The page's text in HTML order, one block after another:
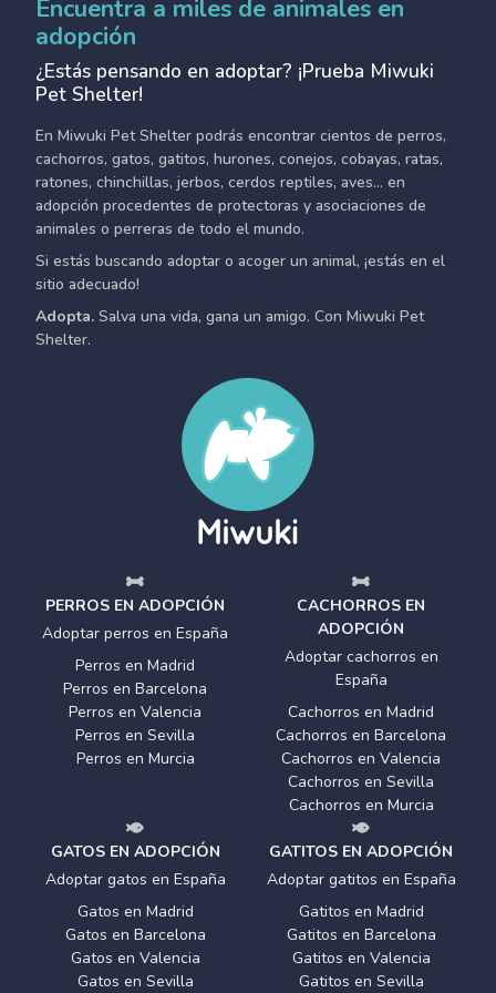
Encuentra a miles de animales en
adopción
¿Estás pensando en adoptar? ¡Prueba Miwuki
Pet Shelter!
En Miwuki Pet Shelter podrás encontrar cientos de perros,
cachorros, gatos, gatitos, hurones, conejos, cobayas, ratas,
ratones, chinchillas, jerbos, cerdos reptiles, aves... en
adopción procedentes de protectoras y asociaciones de
animales o perreras de todo el mundo.
Si estás buscando adoptar o acoger un animal, ¡estás en el
sitio adecuado!
Adopta. Salva una vida, gana un amigo. Con Miwuki Pet
Shelter.
PERROS EN ADOPCIÓN
Adoptar perros en España
Perros en Madrid
Perros en Barcelona
Perros en Valencia
Perros en Sevilla
Perros en Murcia
CACHORROS EN
ADOPCIÓN
Adoptar cachorros en
España
Cachorros en Madrid
Cachorros en Barcelona
Cachorros en Valencia
Cachorros en Sevilla
Cachorros en Murcia
GATOS EN ADOPCIÓN
Adoptar gatos en España
Gatos en Madrid
Gatos en Barcelona
Gatos en Valencia
Gatos en Sevilla
GATITOS EN ADOPCIÓN
Adoptar gatitos en España
Gatitos en Madrid
Gatitos en Barcelona
Gatitos en Valencia
Gatitos en Sevilla